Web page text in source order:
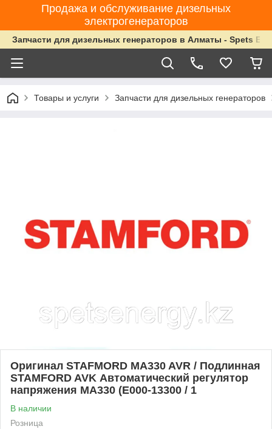
Продажа и обслуживание дизельных
электрогенераторов
Запчасти для дизельных генераторов в Алматы - Spets
Товары и услуги Запчасти для дизельных генераторов
Оригинал STAFMORD MA330 AVR / Подлинная
STAMFORD AVK Автоматический регулятор
напряжения MA330 (E000-13300 / 1
В наличии
Розница